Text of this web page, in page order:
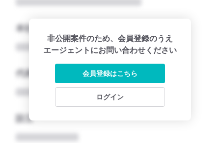
本社所在地名
代表者
設立
非公開案件のため、会員登録のうえ
エージェントにお問い合わせください
会員登録はこちら
ログイン